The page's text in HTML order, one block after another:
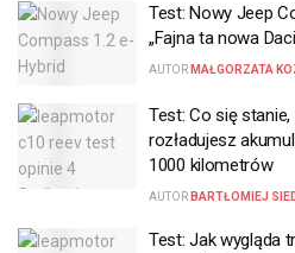
Test: Nowy Jeep
„Fajna ta nowa
AUTOR MAŁGORZATA
Test: Co się
rozładujesz
1000 kilometrów
AUTOR BARTŁOMIEJ
Test: Jak wygląda